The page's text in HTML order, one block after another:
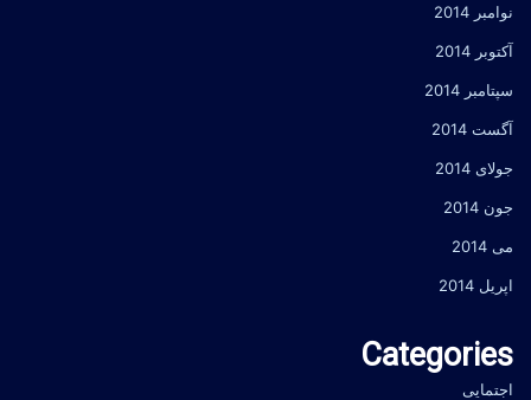
نوامبر 2014
آکتوبر 2014
سپتامبر 2014
آگست 2014
جولای 2014
جون 2014
می 2014
اپریل 2014
Categories
اجتمایی